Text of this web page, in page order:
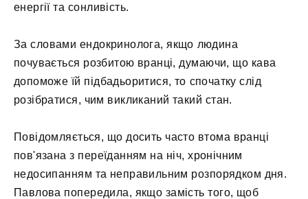
енергії та сонливість.
За словами ендокринолога, якщо людина
почувається розбитою вранці, думаючи, що кава
допоможе їй підбадьоритися, то спочатку слід
розібратися, чим викликаний такий стан.
Повідомляється, що досить часто втома вранці
пов'язана з переїданням на ніч, хронічним
недосипанням та неправильним розпорядком дня.
Павлова попередила, якщо замість того, щоб